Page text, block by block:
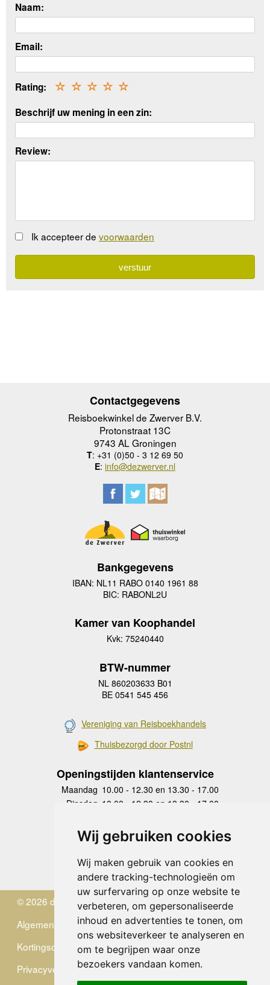
Wij gebruiken cookies
Wij maken gebruik van cookies en
andere tracking-technologieën om
uw surfervaring op onze website te
verbeteren, om gepersonaliseerde
inhoud en advertenties te tonen, om
ons websiteverkeer te analyseren en
om te begrijpen waar onze
bezoekers vandaan komen.
Naam:
Email:
Rating: ☆
☆
☆
☆
☆
Beschrijf uw mening in een zin:
Review:
Ik accepteer de voorwaarden
Contactgegevens
Reisboekwinkel de Zwerver B.V.
Protonstraat 13C
9743 AL Groningen
T: +31 (0)50 - 3 12 69 50
E: info@dezwerver.nl
Bankgegevens
IBAN: NL11 RABO 0140 1961 88
BIC: RABONL2U
Kamer van Koophandel
Kvk: 75240440
BTW-nummer
NL 860203633 B01
BE 0541 545 456
Vereniging van Reisboekhandels
Thuisbezorgd door Postnl
Openingstijden klantenservice
Maandag 10.00 - 12.30 en 13.30 - 17.00
Dinsdag 10.00 - 12.30 en 13.30 - 17.00
Donderdag
10.00 - 12.30 en 13.30 - 17.00
Vrijdag 10.00 - 12.30 en 13.30 - 17.00
Zaterdag
gesloten
Zondag gesloten
© 2026 de Zwerver
Algemene Voorwaarden
Kortingscode
Privacyverklaring